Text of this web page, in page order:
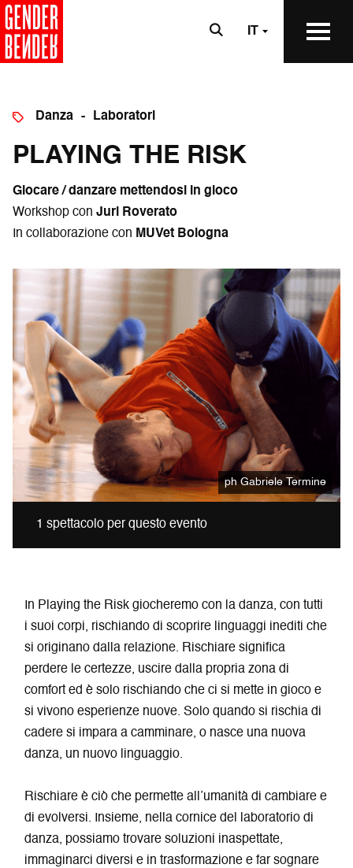
IT
Danza Laboratori
PLAYING THE RISK
Giocare / danzare mettendosi in gioco
Workshop con Juri Roverato
In collaborazione con MUVet Bologna
1 spettacolo per questo evento
ph Gabriele Termine
In Playing the Risk giocheremo con la danza, con tutti
i suoi corpi, rischiando di scoprire linguaggi inediti che
si originano dalla relazione. Rischiare significa
perdere le certezze, uscire dalla propria zona di
comfort ed è solo rischiando che ci si mette in gioco e
si vivono esperienze nuove. Solo quando si rischia di
cadere si impara a camminare, o nasce una nuova
danza, un nuovo linguaggio.
Rischiare è ciò che permette all’umanità di cambiare e
di evolversi. Insieme, nella cornice del laboratorio di
danza, possiamo trovare soluzioni inaspettate,
immaginarci diversi e in trasformazione e far sognare